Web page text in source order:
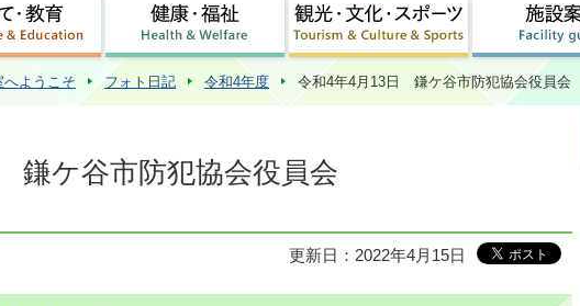
へようこそ フォト日記 令和4年度 令和4年4月13日 鎌ケ谷市防犯協会役員会
鎌ケ谷市防犯協会役員会
更新日：2022年4月15日